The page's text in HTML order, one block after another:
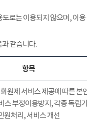
로는 이용되지 않으며, 이
같습니다.
항목
원제 서비스 제공에 따른 본
스 부정이용방지, 각종 독립
원처리, 서비스 개선